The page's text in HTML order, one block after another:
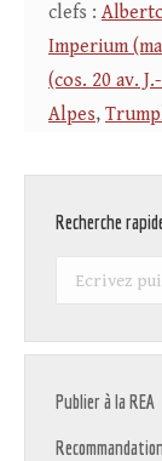
clefs :
Imperium
(cos. 20 av.
Alpes,
Recherche
Recherche
Publier à la REA